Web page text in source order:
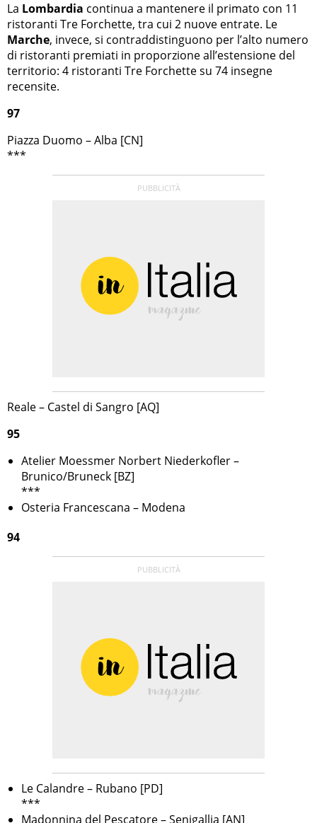
La Lombardia continua a mantenere il primato con 11
ristoranti Tre Forchette, tra cui 2 nuove entrate. Le
Marche, invece, si contraddistinguono per l’alto numero
di ristoranti premiati in proporzione all’estensione del
territorio: 4 ristoranti Tre Forchette su 74 insegne
recensite.
97
Piazza Duomo – Alba [CN]
***
Reale – Castel di Sangro [AQ]
95
Atelier Moessmer Norbert Niederkofler –
Brunico/Bruneck [BZ]
***
Osteria Francescana – Modena
94
Le Calandre – Rubano [PD]
***
Madonnina del Pescatore – Senigallia [AN]